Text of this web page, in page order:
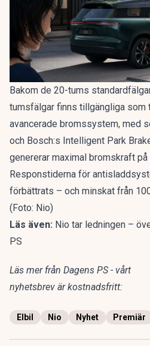
Bakom de 20-tums
tumsfälgar finns tillgängliga som
avancerade bromssystem, med
och Bosch:s Intelligent Park
genererar maximal bromskraft
Responstiderna för
förbättrats – och minskat från
(Foto: Nio)
Läs även: Nio tar ledningen –
PS
Läs mer från Dagens PS - vårt
nyhetsbrev är kostnadsfritt:
Elbil Nio Nyhet Premiär